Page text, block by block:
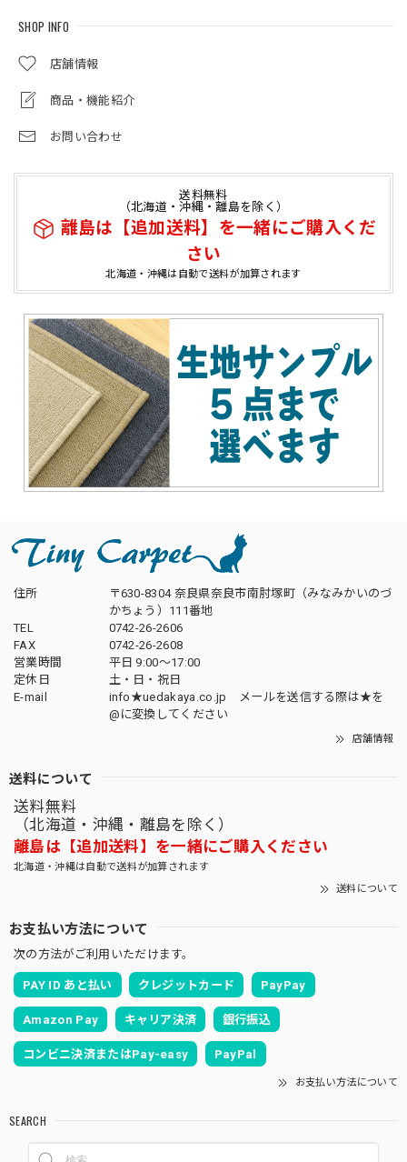
SHOP INFO
店舗情報
商品・機能紹介
お問い合わせ
送料無料
（北海道・沖縄・離島を除く）
離島は【追加送料】を一緒にご購入くだ
さい
北海道・沖縄は自動で送料が加算されます
住所
〒630-8304 奈良県奈良市南肘塚町（みなみかいのづ
かちょう）111番地
TEL
0742-26-2606
FAX
0742-26-2608
営業時間
平日 9:00～17:00
定休日
土・日・祝日
E-mail
info★uedakaya.co.jp メールを送信する際は★を
@に変換してください
店舗情報
送料について
送料無料
（北海道・沖縄・離島を除く）
離島は【追加送料】を一緒にご購入ください
北海道・沖縄は自動で送料が加算されます
送料について
お支払い方法について
次の方法がご利用いただけます。
PAY ID あと払い クレジットカード PayPay
Amazon Pay キャリア決済 銀行振込
コンビニ決済またはPay-easy PayPal
お支払い方法について
SEARCH